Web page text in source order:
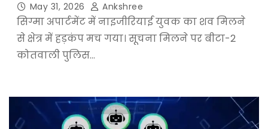
May 31, 2026 Ankshree
सिग्मा अपार्टमेंट में नाइजीरियाई युवक का शव मिलने
से क्षेत्र में हड़कंप मच गया। सूचना मिलने पर बीटा-2
कोतवाली पुलिस…